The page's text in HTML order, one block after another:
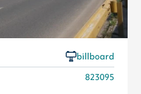
billboard
823095